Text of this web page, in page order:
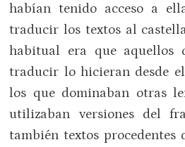
habían tenido acceso a
traducir los textos al
habitual era que aquellos
traducir lo hicieran desde el
los que dominaban otras
utilizaban versiones del
también textos procedentes